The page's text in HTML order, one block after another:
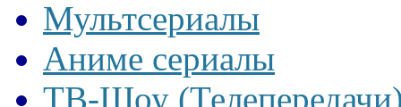
Мультсериалы
Аниме сериалы
ТВ-Шоу